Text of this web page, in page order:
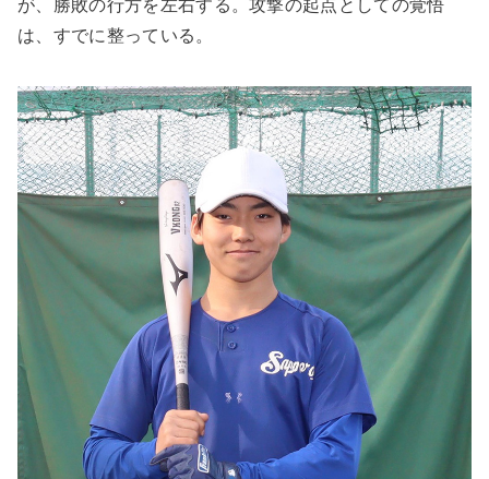
が、勝敗の行方を左右する。攻撃の起点としての覚悟
は、すでに整っている。